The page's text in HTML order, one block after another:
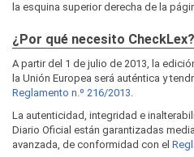
la esquina superior derecha de la
¿Por qué necesito CheckLex?
A partir del 1 de julio de 2013, la
la Unión Europea será auténtica y
Reglamento n.º 216/2013.
La autenticidad, integridad e
Diario Oficial están garantizadas
avanzada, de conformidad con el